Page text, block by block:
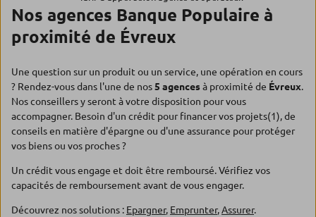
Nos agences Banque Populaire à
proximité de Évreux
Une question sur un produit ou un service, une opération en cours
? Rendez-vous dans l'une de nos5 agencesà proximité de Évreux.
Nos conseillers y seront à votre disposition pour vous
accompagner. Besoin d'un crédit pour financer vos projets(1), de
conseils en matière d'épargne ou d'une assurance pour protéger
vos biens ou vos proches ?
Un crédit vous engage et doit être remboursé. Vérifiez vos
capacités de remboursement avant de vous engager.
Découvrez nos solutions : Epargner, Emprunter,Assurer.